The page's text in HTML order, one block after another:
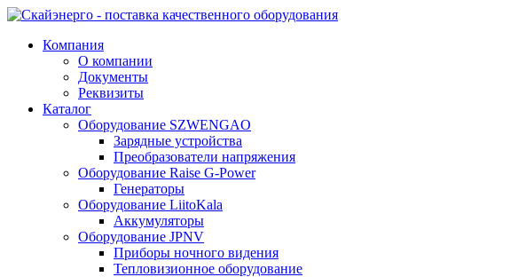
Компания
О компании
Документы
Реквизиты
Каталог
Оборудование SZWENGAO
Зарядные устройства
Преобразователи напряжения
Оборудование Raise G-Power
Генераторы
Оборудование LiitoKala
Аккумуляторы
Оборудование JPNV
Приборы ночного видения
Тепловизионное оборудование